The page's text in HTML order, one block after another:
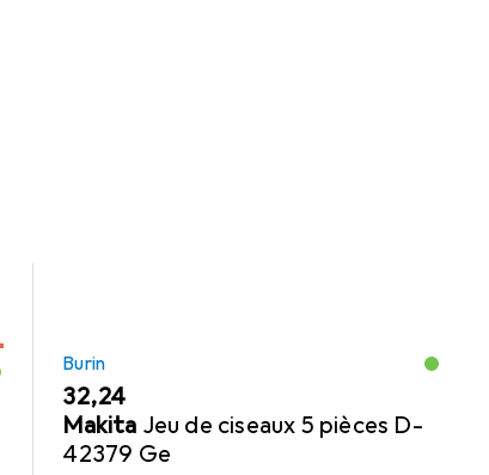
Burin
EUR
32,24
Makita Jeu de ciseaux 5 pièces D-
42379 Ge